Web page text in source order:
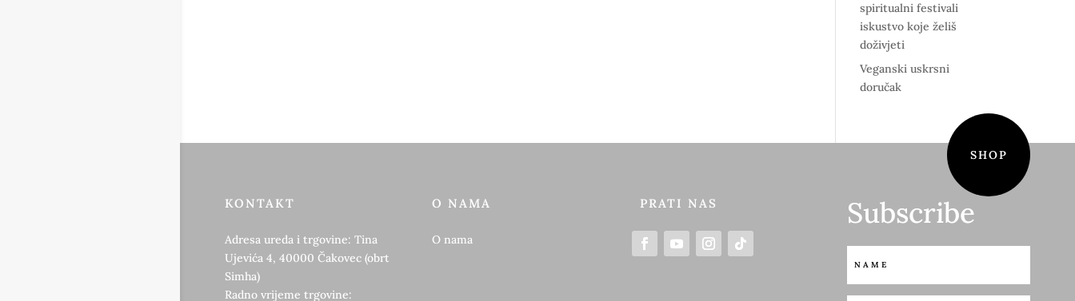
spiritualni festivali
iskustvo koje želiš
doživjeti
Veganski uskrsni
doručak
KONTAKT
Adresa ureda i trgovine: Tina
Ujevića 4, 40000 Čakovec (obrt
Simha)
Radno vrijeme trgovine:
O NAMA
O nama
PRATI NAS
SHOP
Subscribe